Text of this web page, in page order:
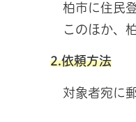
柏市に住民
このほか、柏
2.依頼方法
対象者宛に